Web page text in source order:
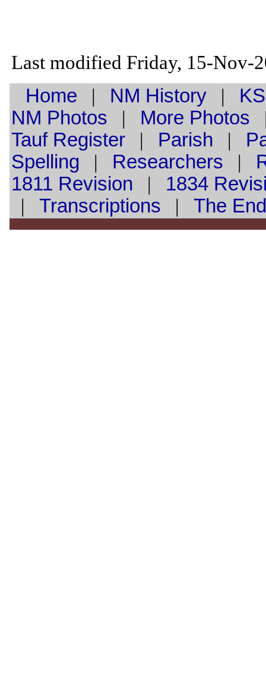
Last modified Friday, 15-Nov-
Home | NM History|
NM Photos | More Photos
TaufRegister| Parish |
Spelling | Researchers |
1811 Revision | 1834
| Transcriptions | The End